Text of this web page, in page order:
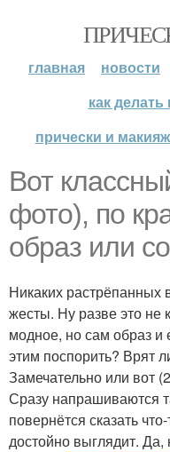
главная новости
как
прически и
Вот
фото), по
образ или
Никаких растрёпанных
жесты. Ну разве это не
модное, но сам образ и
этим поспорить? Врят
Замечательно или вот
Сразу напрашиваются
повернётся сказать
достойно выглядит.